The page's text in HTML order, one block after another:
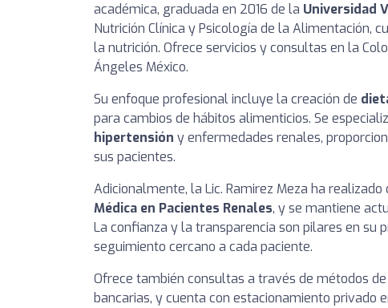
académica, graduada en 2016 de la Universidad
Nutrición Clínica y Psicología de la Alimentación,
la nutrición. Ofrece servicios y consultas en la
Ángeles México.
Su enfoque profesional incluye la creación de
para cambios de hábitos alimenticios. Se
hipertensión y enfermedades renales,
sus pacientes.
Adicionalmente, la Lic. Ramirez Meza ha realizado
Médica en Pacientes Renales, y se mantiene
La confianza y la transparencia son pilares en su
seguimiento cercano a cada paciente.
Ofrece también consultas a través de métodos
bancarias, y cuenta con estacionamiento privado